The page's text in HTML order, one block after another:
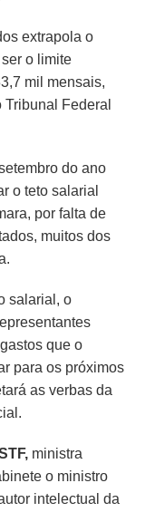
extrapola o
o limite
mil mensais,
Federal
do ano
o teto salarial
por falta de
muitos dos
salarial, o
que o
para os próximos
as verbas da
ministra
o ministro
intelectual da